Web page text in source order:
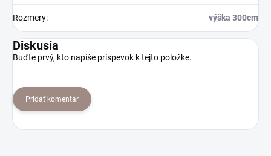
Rozmery: výška 300cm
Diskusia
Buďte prvý, kto napíše príspevok k tejto položke.
Pridať komentár